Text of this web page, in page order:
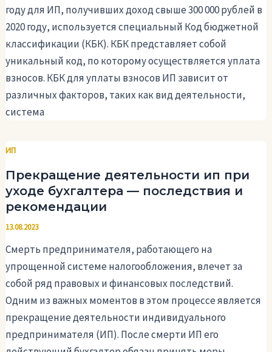
году для ИП, получивших доход свыше 300 000 рублей в
2020 году, используется специальный Код бюджетной
классификации (КБК). КБК представляет собой
уникальный код, по которому осуществляется уплата
взносов. КБК для уплаты взносов ИП зависит от
различных факторов, таких как вид деятельности,
система
ИП
Прекращение деятельности ип при
уходе бухгалтера — последствия и
рекомендации
13.08.2023
Смерть предпринимателя, работающего на
упрощенной системе налогообложения, влечет за
собой ряд правовых и финансовых последствий.
Одним из важных моментов в этом процессе является
прекращение деятельности индивидуального
предпринимателя (ИП). После смерти ИП его